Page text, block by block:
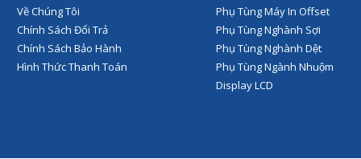
Về Chúng Tôi
Chính Sách Đổi Trả
Chính Sách Bảo Hành
Hình Thức Thanh Toán
Phụ Tùng Máy In Offset
Phụ Tùng Nghành Sợi
Phụ Tùng Nghành Dệt
Phụ Tùng Ngành Nhuộm
Display LCD